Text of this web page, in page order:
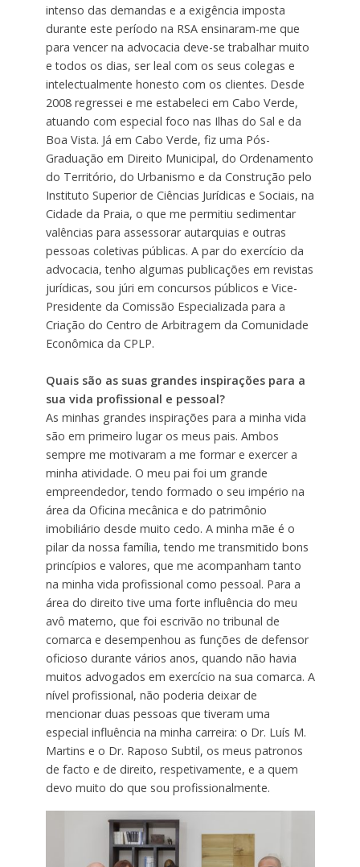
intenso das demandas e a exigência imposta
durante este período na RSA ensinaram-me que
para vencer na advocacia deve-se trabalhar muito
e todos os dias, ser leal com os seus colegas e
intelectualmente honesto com os clientes. Desde
2008 regressei e me estabeleci em Cabo Verde,
atuando com especial foco nas Ilhas do Sal e da
Boa Vista. Já em Cabo Verde, fiz uma Pós-
Graduação em Direito Municipal, do Ordenamento
do Território, do Urbanismo e da Construção pelo
Instituto Superior de Ciências Jurídicas e Sociais, na
Cidade da Praia, o que me permitiu sedimentar
valências para assessorar autarquias e outras
pessoas coletivas públicas. A par do exercício da
advocacia, tenho algumas publicações em revistas
jurídicas, sou júri em concursos públicos e Vice-
Presidente da Comissão Especializada para a
Criação do Centro de Arbitragem da Comunidade
Econômica da CPLP.
Quais são as suas grandes inspirações para a
sua vida profissional e pessoal?
As minhas grandes inspirações para a minha vida
são em primeiro lugar os meus pais. Ambos
sempre me motivaram a me formar e exercer a
minha atividade. O meu pai foi um grande
empreendedor, tendo formado o seu império na
área da Oficina mecânica e do patrimônio
imobiliário desde muito cedo. A minha mãe é o
pilar da nossa família, tendo me transmitido bons
princípios e valores, que me acompanham tanto
na minha vida profissional como pessoal. Para a
área do direito tive uma forte influência do meu
avô materno, que foi escrivão no tribunal de
comarca e desempenhou as funções de defensor
oficioso durante vários anos, quando não havia
muitos advogados em exercício na sua comarca. A
nível profissional, não poderia deixar de
mencionar duas pessoas que tiveram uma
especial influência na minha carreira: o Dr. Luís M.
Martins e o Dr. Raposo Subtil, os meus patronos
de facto e de direito, respetivamente, e a quem
devo muito do que sou profissionalmente.